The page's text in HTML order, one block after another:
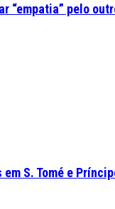
“empatia” pelo
S. Tomé e